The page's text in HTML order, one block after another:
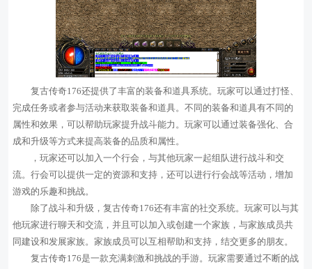
复古传奇176还提供了丰富的装备和道具系统。玩家可以通过打怪、
完成任务或者参与活动来获取装备和道具。不同的装备和道具有不同的
属性和效果，可以帮助玩家提升战斗能力。玩家可以通过装备强化、合
成和升级等方式来提高装备的品质和属性。
，玩家还可以加入一个行会，与其他玩家一起组队进行战斗和交
流。行会可以提供一定的资源和支持，还可以进行行会战等活动，增加
游戏的乐趣和挑战。
除了战斗和升级，复古传奇176还有丰富的社交系统。玩家可以与其
他玩家进行聊天和交流，并且可以加入或创建一个家族，与家族成员共
同建设和发展家族。家族成员可以互相帮助和支持，结交更多的朋友。
复古传奇176是一款充满刺激和挑战的手游。玩家需要通过不断的战